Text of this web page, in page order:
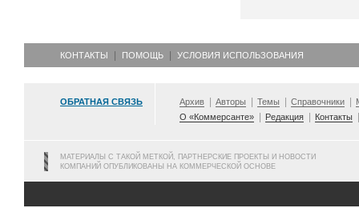
КОНТАКТЫ ПОМОЩЬ УСЛОВИЯ ИСПОЛЬЗОВАНИЯ
ОБРАТНАЯ СВЯЗЬ Архив Авторы Темы Справочники
О «Коммерсанте»
Редакция Контакты
МАТЕРИАЛЫ С ТАКОЙ МЕТКОЙ, ПАРТНЕРСКИЕ ПРОЕКТЫ И НОВОСТИ
КОМПАНИЙ ОПУБЛИКОВАНЫ НА КОММЕРЧЕСКОЙ ОСНОВЕ